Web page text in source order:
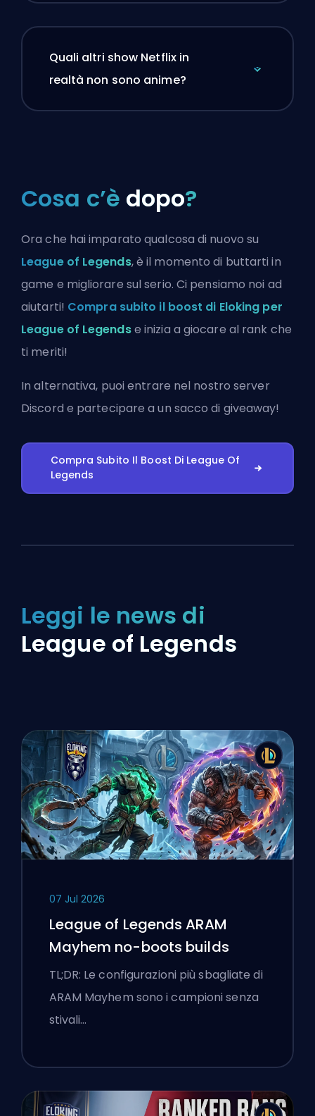
Quali altri show Netflix in
realtà non sono anime?
Cosa c’è dopo?
Ora che hai imparato qualcosa di nuovo su
League of Legends, è il momento di buttarti in
game e migliorare sul serio. Ci pensiamo noi ad
aiutarti! Compra subito il boost di Eloking per
League of Legendse inizia a giocare al rank che
ti meriti!
In alternativa, puoientrare nel nostro server
Discord e partecipare a un sacco di giveaway!
Compra Subito Il Boost Di League Of
Legends
Leggi le news di
League of Legends
07 Jul 2026
League of Legends ARAM
Mayhem no-boots builds
TL;DR: Le configurazioni più sbagliate di
ARAM Mayhem sono i campioni senza
stivali…